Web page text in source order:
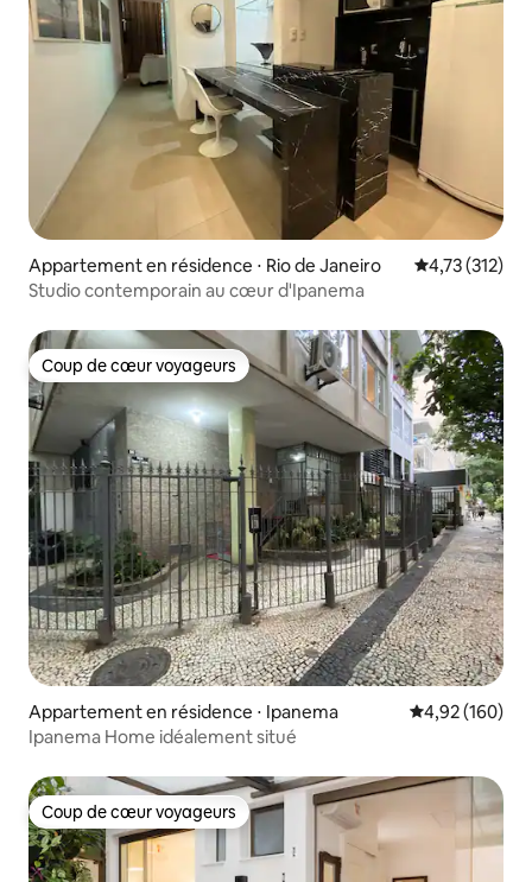
Appartement en résidence ⋅ Rio de Janeiro Évaluation
4,73 (312)
Studio contemporain au cœur d'Ipanema
Coup de cœur voyageurs
Coup de cœur voyageurs
Appartement en résidence ⋅ Ipanema Évaluation
4,92 (160)
Ipanema Home idéalement situé
Coup de cœur voyageurs
Coup de cœur voyageurs